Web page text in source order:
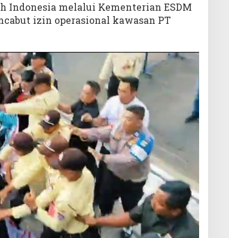
Indonesia melalui Kementerian ESDM
izin operasional kawasan PT